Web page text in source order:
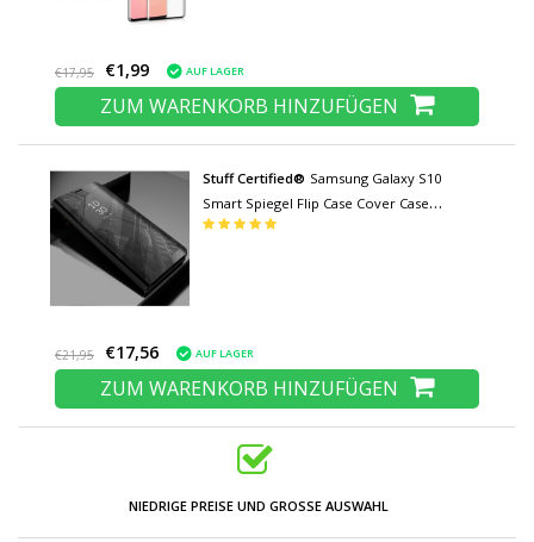
€17,95 €1,99 AUF LAGER
ZUM WARENKORB HINZUFÜGEN
Stuff Certified® Samsung Galaxy S10
Smart Spiegel Flip Case Cover Case
Schwarz
€21,95 €17,56 AUF LAGER
ZUM WARENKORB HINZUFÜGEN
NIEDRIGE PREISE UND GROSSE AUSWAHL